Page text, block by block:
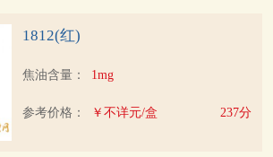
1812(红)
焦油含量： 1mg
参考价格： ￥不详元/盒 237分